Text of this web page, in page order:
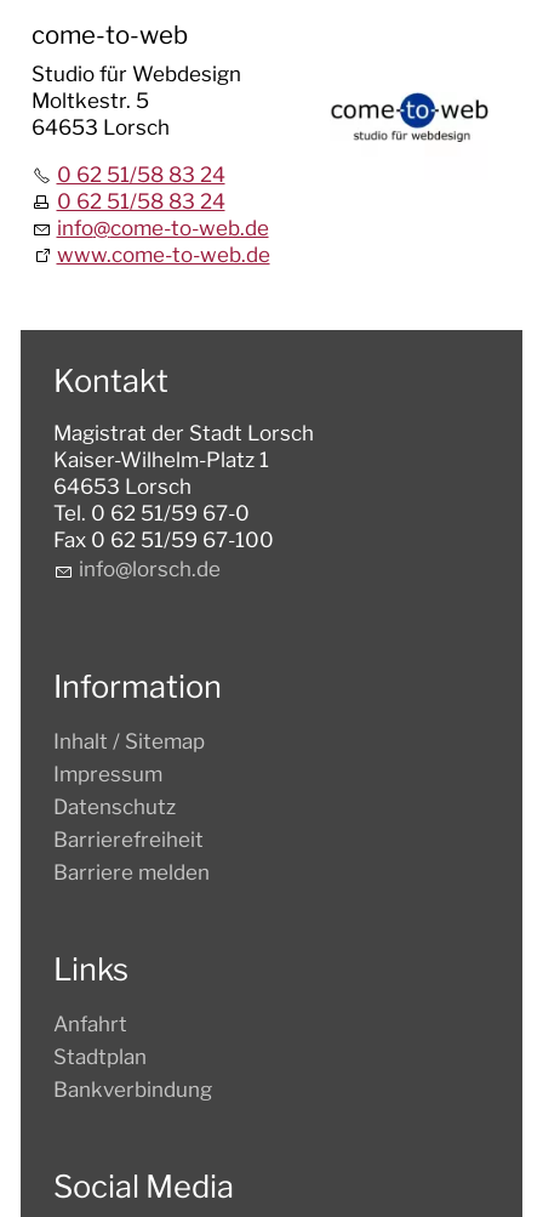
come-to-web
Studio für Webdesign
Moltkestr. 5
64653 Lorsch
0 62 51/58 83 24
0 62 51/58 83 24
info@come-to-web.de
www.come-to-web.de
Kontakt
Magistrat der Stadt Lorsch
Kaiser-Wilhelm-Platz 1
64653 Lorsch
Tel. 0 62 51/59 67-0
Fax 0 62 51/59 67-100
nf
l rsch d
Information
Inhalt / Sitemap
Impressum
Datenschutz
Barrierefreiheit
Barriere melden
Links
Anfahrt
Stadtplan
Bankverbindung
Social Media